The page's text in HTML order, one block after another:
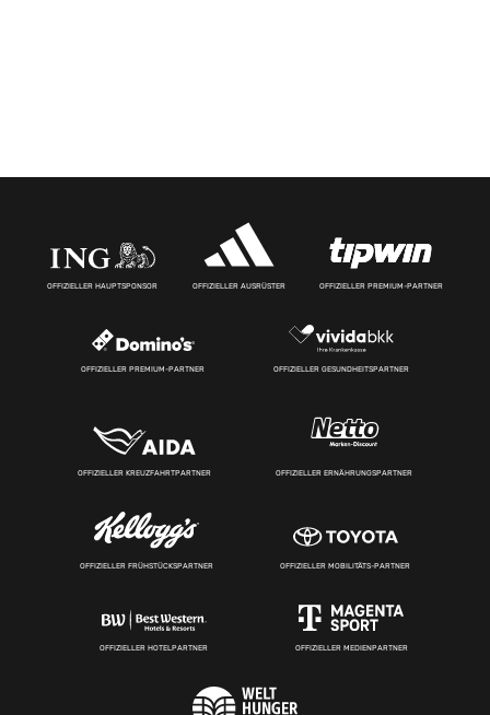
OFFIZIELLER HAUPTSPONSOR OFFIZIELLER AUSRÜSTER OFFIZIELLER PREMIUM-PARTNER
OFFIZIELLER PREMIUM-PARTNER OFFIZIELLER GESUNDHEITSPARTNER
OFFIZIELLER KREUZFAHRTPARTNER OFFIZIELLER ERNÄHRUNGSPARTNER
OFFIZIELLER FRÜHSTÜCKSPARTNER OFFIZIELLER MOBILITÄTS-PARTNER
OFFIZIELLER HOTELPARTNER OFFIZIELLER MEDIENPARTNER